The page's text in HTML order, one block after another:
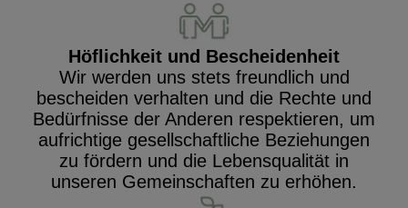
Höflichkeit und Bescheidenheit
Wir werden uns stets freundlich und
bescheiden verhalten und die Rechte und
Bedürfnisse der Anderen respektieren, um
aufrichtige gesellschaftliche Beziehungen
zu fördern und die Lebensqualität in
unseren Gemeinschaften zu erhöhen.